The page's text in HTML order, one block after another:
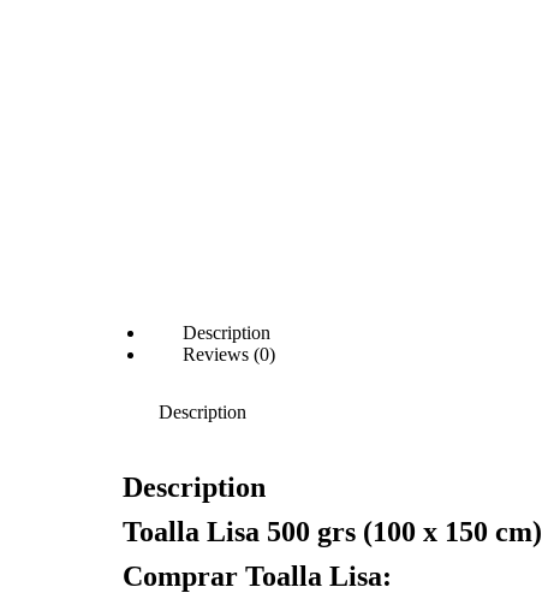
Description
Reviews (0)
Description
Description
Toalla Lisa 500 grs (100 x 150 cm)
Comprar Toalla Lisa: